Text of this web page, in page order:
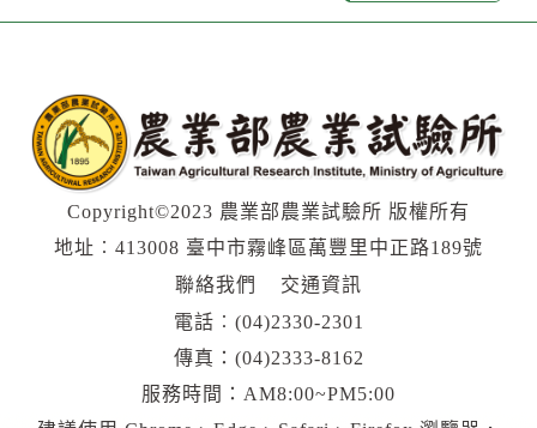
Copyright©2023 農業部農業試驗所 版權所有
地址︰413008 臺中市霧峰區萬豐里中正路189號
聯絡我們
交通資訊
電話︰ (04)2330-2301
傳真：(04)2333-8162
服務時間：AM8:00~PM5:00